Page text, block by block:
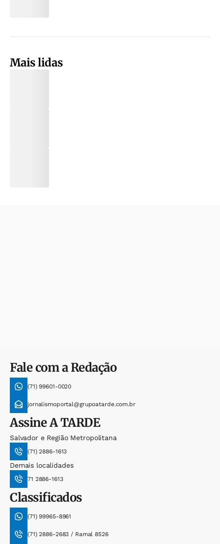
Mais lidas
Fale com a Redação
(71) 99601-0020
jornalismoportal@grupoatarde.com.br
AssineA TARDE
Salvador e Região Metropolitana
(71) 2886-1613
Demais localidades
71 2886-1613
Classificados
(71) 99965-8961
(71) 2886-2683 / Ramal 8526